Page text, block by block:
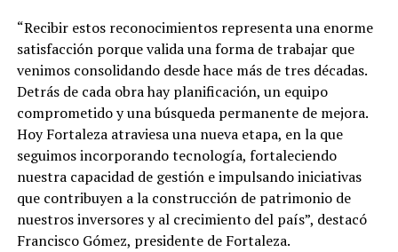
“Recibir estos reconocimientos representa una enorme
satisfacción porque valida una forma de trabajar que
venimos consolidando desde hace más de tres décadas.
Detrás de cada obra hay planificación, un equipo
comprometido y una búsqueda permanente de mejora.
Hoy Fortaleza atraviesa una nueva etapa, en la que
seguimos incorporando tecnología, fortaleciendo
nuestra capacidad de gestión e impulsando iniciativas
que contribuyen a la construcción de patrimonio de
nuestros inversores y al crecimiento del país”, destacó
Francisco Gómez, presidente de Fortaleza.